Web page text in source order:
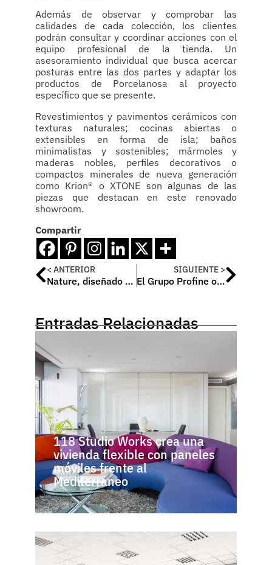
Además de observar y comprobar las
calidades de cada colección, los clientes
podrán consultar y coordinar acciones con el
equipo profesional de la tienda. Un
asesoramiento individual que busca acercar
posturas entre las dos partes y adaptar los
productos de Porcelanosa al proyecto
específico que se presente.
Revestimientos y pavimentos cerámicos con
texturas naturales; cocinas abiertas o
extensibles en forma de isla; baños
minimalistas y sostenibles; mármoles y
maderas nobles, perfiles decorativos o
compactos minerales de nueva generación
como Krion® o XTONE son algunas de las
piezas que destacan en este renovado
showroom.
Compartir
< ANTERIOR
Nature, diseñado por Adoras atelier para Kronos homes, galardonado en los premios de arquitectura Outstanding Property Awards London
SIGUIENTE >
El Grupo Profine obtiene la certificación sostenible VinylPlus
Entradas Relacionadas
118 Studio Works crea una
vivienda flexible con paneles
móviles frente al
Mediterráneo